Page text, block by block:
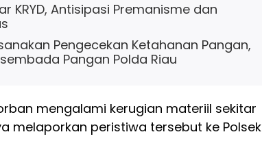
KRYD, Antisipasi Premanisme dan
Pengecekan Ketahanan Pangan,
Pangan Polda Riau
mengalami kerugian materiil sekitar
melaporkan peristiwa tersebut ke Polsek